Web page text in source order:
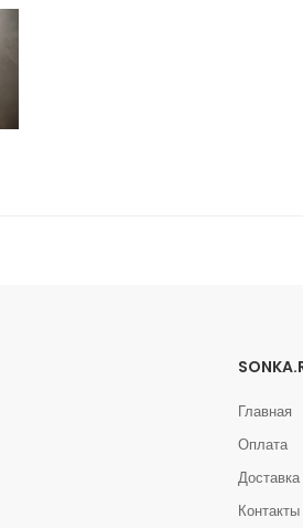
Главная
Оплата
Доставка
Контакты